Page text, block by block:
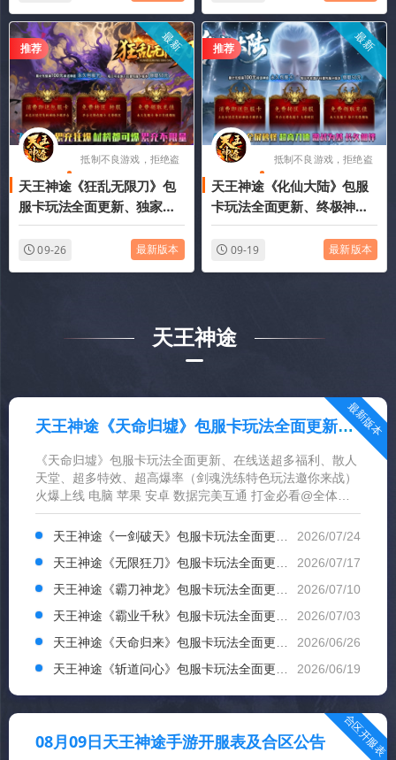
战）
推荐 最新
抵制不良游戏，拒绝盗
版游戏
天王神途《狂乱无限刀》包
服卡玩法全面更新、独家全
新飞剑玩法、刀刀爆充值、
一切靠打、全屏光柱（飞剑
09-26 最新版本
推荐 最新
抵制不良游戏，拒绝盗
版游戏
天王神途《化仙大陆》包服
卡玩法全面更新、终极神
器、全屏冰冻秒怪、永久单
人福利、白漂顶级赞助（帝
09-19 最新版本
天王神途
最新版本
天王神途《天命归墟》包服卡玩法全面更新、在线送超多福利、散人天堂、超多特效、超高爆率（剑魂洗练特色玩法邀你来战）
《天命归墟》包服卡玩法全面更新、在线送超多福利、散人
天堂、超多特效、超高爆率（剑魂洗练特色玩法邀你来战）
火爆上线 电脑 苹果 安卓 数据完美互通 打金必看@全体玩
家 激情※打金手游认准天王神途 单职业等多种版本运营,让
每个玩家都能找到自己喜欢的版本!...
2026/07/24
天王神途《一剑破天》包服卡玩法全面更新、五日签到豪礼、在线领福利、会员免费打、散人追梦（踏入仙途特色玩法邀你来战）
2026/07/17
天王神途《无限狂刀》包服卡玩法全面更新、上线送巨额路费、小怪爆充值、赞助可打、丝滑无限刀（飞剑锻造特色玩法邀你来战）
2026/07/10
天王神途《霸刀神龙》包服卡玩法全面更新、杀怪得许愿抽奖、超多玩法、激战为基、长久相伴（五行之力特色玩法邀你来战）
2026/07/03
天王神途《霸业千秋》包服卡玩法全面更新、每日百元福利、爆率拉满、激情攻沙、散人追梦（命格修炼特色玩法邀你来战）
2026/06/26
天王神途《天命归来》包服卡玩法全面更新、每日签到领豪礼、充值可打、简单耐玩、一切靠爆（修神炼体特色玩法邀你来战）
2026/06/19
天王神途《斩道问心》包服卡玩法全面更新、每日领百元充值、VIP免费打、零充到通关、散人养老（奇遇传承特色玩法邀你来战）
合区开服表
08月09日天王神途手游开服表及合区公告